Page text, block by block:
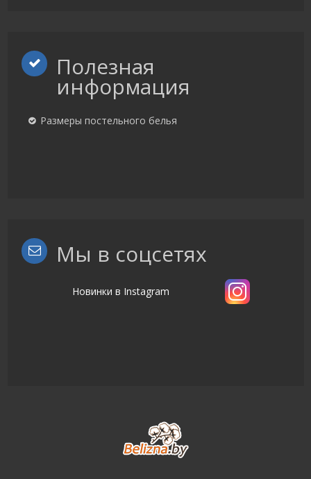
Полезная
информация
Размеры постельного белья
Мы в соцсетях
Новинки в Instagram